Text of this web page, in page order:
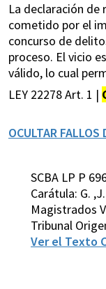
La declaración
cometido por el
concurso de
proceso. El vicio
válido, lo cual
LEY 22278 Art. 1 |
OCULTAR FALLOS
SCBA LP P
Carátula: G.
Magistrados
Tribunal
Ver el Texto